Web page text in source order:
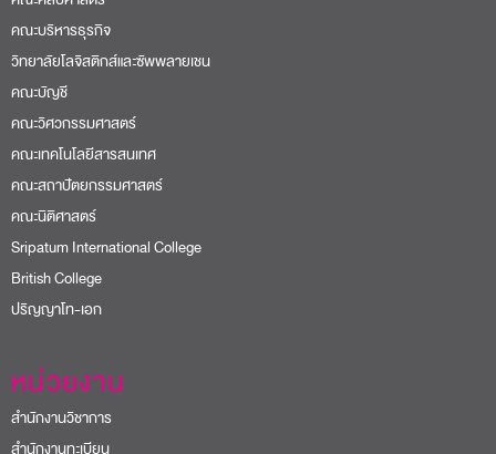
คณะบริหารธุรกิจ
วิทยาลัยโลจิสติกส์และซัพพลายเชน
คณะบัญชี
คณะวิศวกรรมศาสตร์
คณะเทคโนโลยีสารสนเทศ
คณะสถาปัตยกรรมศาสตร์
คณะนิติศาสตร์
Sripatum International College
British College
ปริญญาโท-เอก
หน่วยงาน
สำนักงานวิชาการ
สำนักงานทะเบียน